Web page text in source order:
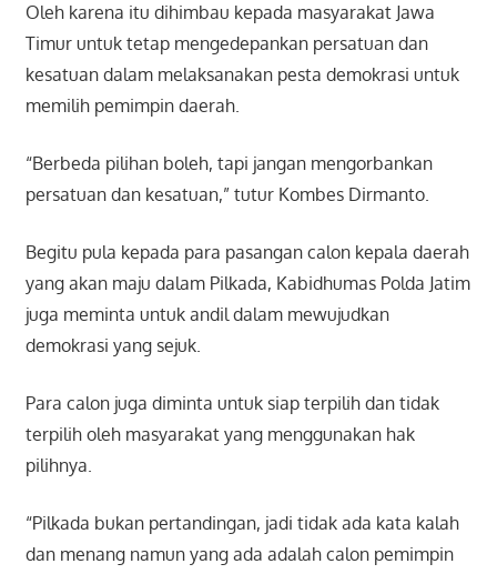
Oleh karena itu dihimbau kepada masyarakat Jawa
Timur untuk tetap mengedepankan persatuan dan
kesatuan dalam melaksanakan pesta demokrasi untuk
memilih pemimpin daerah.
“Berbeda pilihan boleh, tapi jangan mengorbankan
persatuan dan kesatuan,” tutur Kombes Dirmanto.
Begitu pula kepada para pasangan calon kepala daerah
yang akan maju dalam Pilkada, Kabidhumas Polda Jatim
juga meminta untuk andil dalam mewujudkan
demokrasi yang sejuk.
Para calon juga diminta untuk siap terpilih dan tidak
terpilih oleh masyarakat yang menggunakan hak
pilihnya.
“Pilkada bukan pertandingan, jadi tidak ada kata kalah
dan menang namun yang ada adalah calon pemimpin